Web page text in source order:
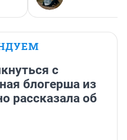
с
блогерша из
рассказала об